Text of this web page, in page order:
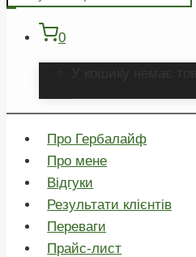
товарів
0
Про Гербалайф
Про мене
Відгуки
Результати клієнтів
Переваги
Прайс-лист